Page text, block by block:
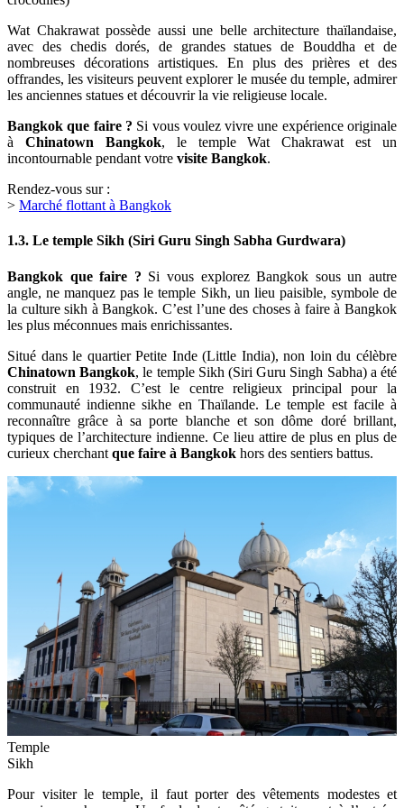
Wat Chakrawat possède aussi une belle architecture thaïlandaise,
avec des chedis dorés, de grandes statues de Bouddha et de
nombreuses décorations artistiques. En plus des prières et des
offrandes, les visiteurs peuvent explorer le musée du temple, admirer
les anciennes statues et découvrir la vie religieuse locale.
Bangkok que faire ? Si vous voulez vivre une expérience originale
à Chinatown Bangkok, le temple Wat Chakrawat est un
incontournable pendant votre visite Bangkok.
Rendez-vous sur :
> Marché flottant à Bangkok
1.3. Le temple Sikh (Siri Guru Singh Sabha Gurdwara)
Bangkok que faire ? Si vous explorez Bangkok sous un autre
angle, ne manquez pas le temple Sikh, un lieu paisible, symbole de
la culture sikh à Bangkok. C’est l’une des choses à faire à Bangkok
les plus méconnues mais enrichissantes.
Situé dans le quartier Petite Inde (Little India), non loin du célèbre
Chinatown Bangkok, le temple Sikh (Siri Guru Singh Sabha) a été
construit en 1932. C’est le centre religieux principal pour la
communauté indienne sikhe en Thaïlande. Le temple est facile à
reconnaître grâce à sa porte blanche et son dôme doré brillant,
typiques de l’architecture indienne. Ce lieu attire de plus en plus de
curieux cherchant que faire à Bangkok hors des sentiers battus.
Temple
Sikh
Pour visiter le temple, il faut porter des vêtements modestes et